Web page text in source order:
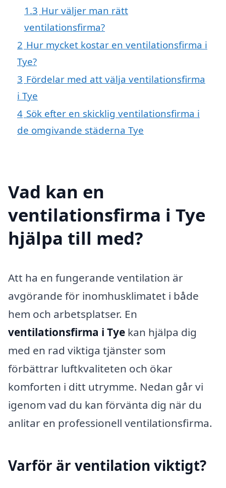
1.3 Hur väljer man rätt
ventilationsfirma?
2 Hur mycket kostar en ventilationsfirma i
Tye?
3 Fördelar med att välja ventilationsfirma
i Tye
4 Sök efter en skicklig ventilationsfirma i
de omgivande städerna Tye
Vad kan en
ventilationsfirma i Tye
hjälpa till med?
Att ha en fungerande ventilation är
avgörande för inomhusklimatet i både
hem och arbetsplatser. En
ventilationsfirma i Tye kan hjälpa dig
med en rad viktiga tjänster som
förbättrar luftkvaliteten och ökar
komforten i ditt utrymme. Nedan går vi
igenom vad du kan förvänta dig när du
anlitar en professionell ventilationsfirma.
Varför är ventilation viktigt?